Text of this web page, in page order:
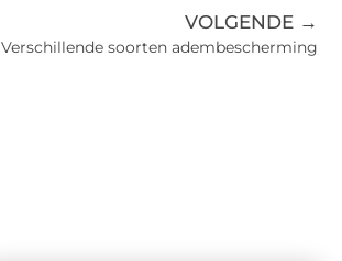
VOLGENDE →
Verschillende soorten adembescherming